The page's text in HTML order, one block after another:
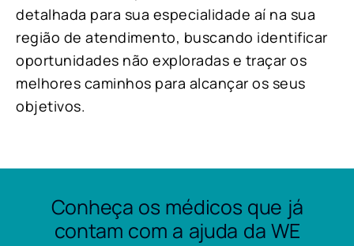
detalhada para sua especialidade aí na sua
região de atendimento, buscando identificar
oportunidades não exploradas e traçar os
melhores caminhos para alcançar os seus
objetivos.
Conheça os médicos que já
contam com a ajuda da WE